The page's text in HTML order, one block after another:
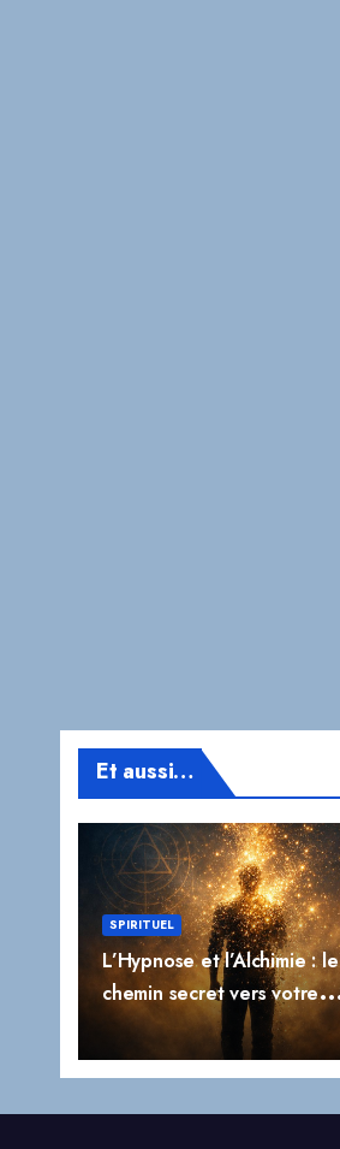
Et aussi…
SPIRITUEL
L’Hypnose et l’Alchimie : le
chemin secret vers votre
transformation profonde